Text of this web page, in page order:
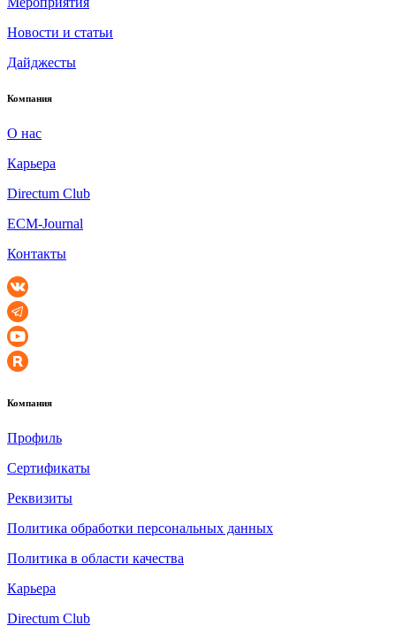
Новости и статьи
Дайджесты
Компания
О нас
Карьера
Directum Club
ECM-Journal
Контакты
Компания
Профиль
Сертификаты
Реквизиты
Политика обработки персональных данных
Политика в области качества
Карьера
Directum Club